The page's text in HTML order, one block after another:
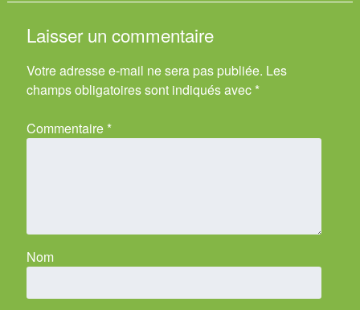
Laisser un commentaire
Votre adresse e-mail ne sera pas publiée. Les
champs obligatoires sont indiqués avec *
Commentaire *
Nom